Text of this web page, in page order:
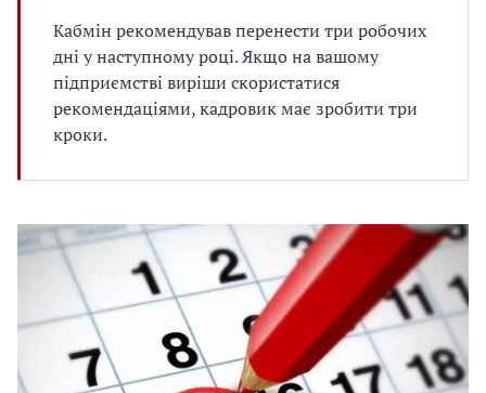
Кабмін рекомендував перенести три робочих
дні у наступному році. Якщо на вашому
підприємстві виріши скористатися
рекомендаціями, кадровик має зробити три
кроки.